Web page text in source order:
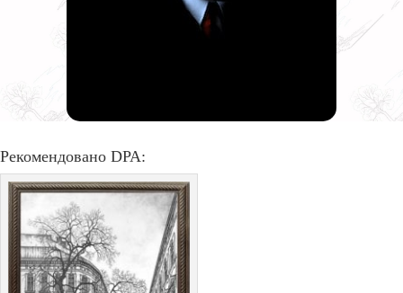
Рекомендовано DPA: